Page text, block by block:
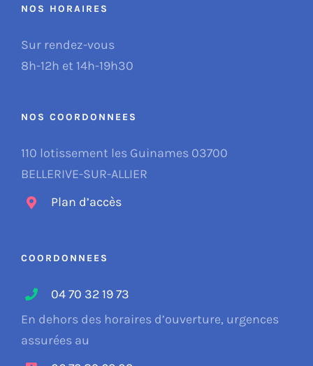
NOS HORAIRES
Sur rendez-vous
8h-12h et 14h-19h30
NOS COORDONNEES
110 lotissement les Guinames 03700
BELLERIVE-SUR-ALLIER
Plan d’accès
COORDONNEES
04 70 32 19 73
En dehors des horaires d’ouverture, urgences
assurées au